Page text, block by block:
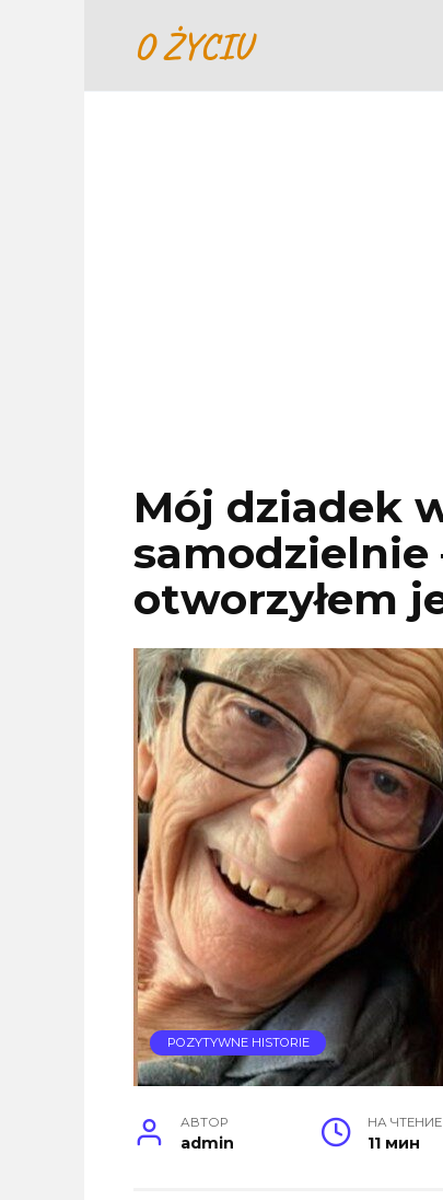
O ŻYCIU
Mój dziadek
samodzielnie
otworzyłem
POZYTYWNE HISTORIE
АВТОР
admin
НА ЧТЕНИЕ
11 мин